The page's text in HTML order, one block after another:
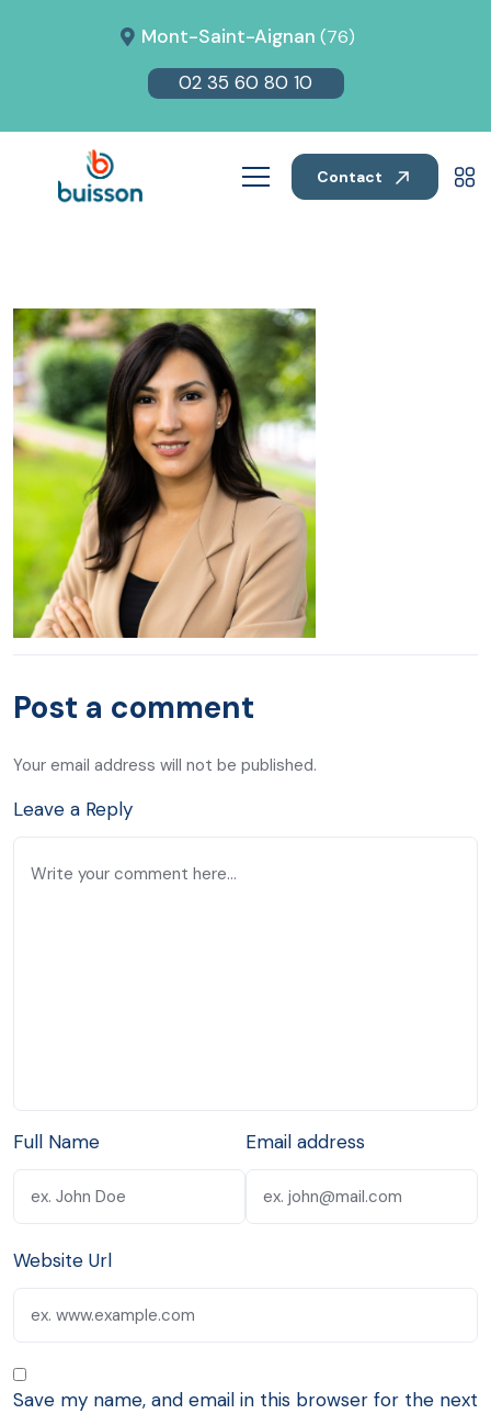
Mont-Saint-Aignan (76)
02 35 60 80 10
Contact
Post a comment
Your email address will not be published.
Leave a Reply
Full Name Email address
Website Url
Save my name, and email in this browser for the next